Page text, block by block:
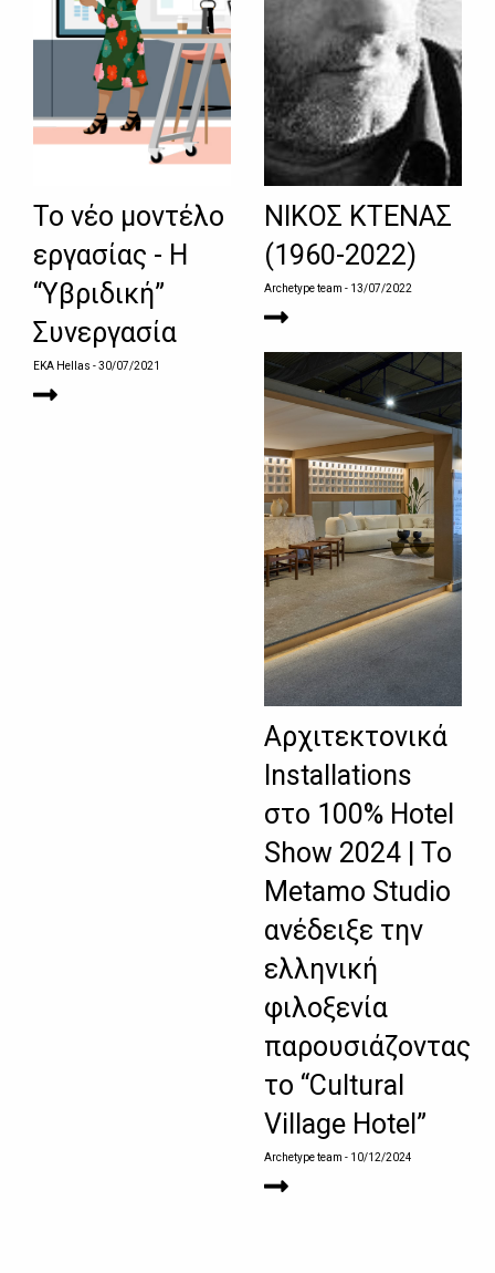
Το νέο μοντέλο
εργασίας - Η
“Υβριδική”
Συνεργασία
EKA Hellas - 30/07/2021
ΝΙΚΟΣ ΚΤΕΝΑΣ
(1960-2022)
Archetype team - 13/07/2022
Αρχιτεκτονικά
Installations
στο 100% Hotel
Show 2024 | Το
Metamo Studio
ανέδειξε την
ελληνική
φιλοξενία
παρουσιάζοντας
το “Cultural
Village Hotel”
Archetype team - 10/12/2024